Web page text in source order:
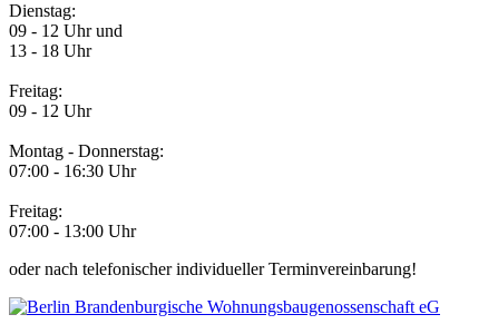
Dienstag:
09 - 12 Uhr und
13 - 18 Uhr
Freitag:
09 - 12 Uhr
Montag - Donnerstag:
07:00 - 16:30 Uhr
Freitag:
07:00 - 13:00 Uhr
oder nach telefonischer individueller Terminvereinbarung!